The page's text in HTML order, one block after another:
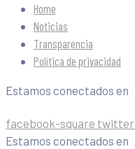
Home
Noticias
Transparencia
Política de privacidad
Estamos conectados en
facebook-square twitter
Estamos conectados en